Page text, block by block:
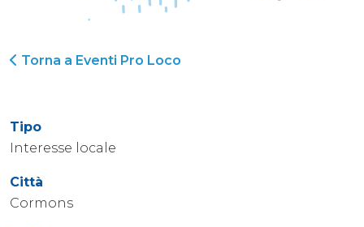
Torna a Eventi Pro Loco
Tipo
Interesse locale
Città
Cormons